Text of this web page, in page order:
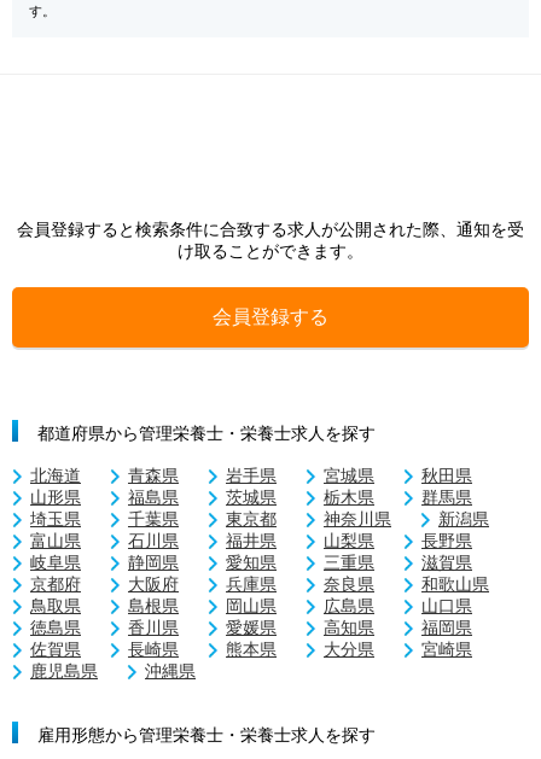
す。
会員登録すると検索条件に合致する求人が公開された際、通知を受
け取ることができます。
会員登録する
都道府県から管理栄養士・栄養士求人を探す
北海道 青森県 岩手県 宮城県
秋田県
山形県
福島県 茨城県 栃木県
群馬県
埼玉県
千葉県 東京都 神奈川県
新潟県
富山県
石川県 福井県 山梨県
長野県
岐阜県
静岡県 愛知県 三重県
滋賀県
京都府
大阪府 兵庫県 奈良県
和歌山県
鳥取県
島根県 岡山県 広島県
山口県
徳島県
香川県 愛媛県 高知県
福岡県
佐賀県
長崎県 熊本県 大分県
宮崎県
鹿児島県
沖縄県
雇用形態から管理栄養士・栄養士求人を探す